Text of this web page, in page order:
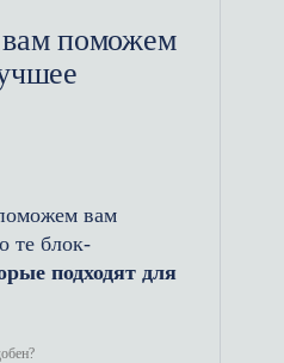
дачных
сооружение
поможем
вам
те блок-
подходят для